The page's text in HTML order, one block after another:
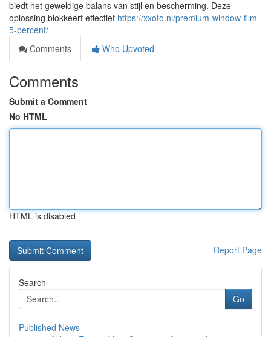
biedt het geweldige balans van stijl en bescherming. Deze
oplossing blokkeert effectief https://xxoto.nl/premium-window-film-
5-percent/
Comments
Who Upvoted
Comments
Submit a Comment
No HTML
HTML is disabled
Report Page
Search
Go
Published News